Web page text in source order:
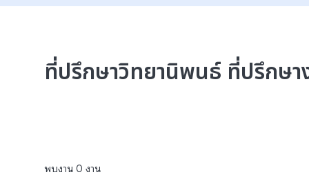
ที่ปรึกษาวิทยานิพนธ์ ที่ปรึกษา
พบงาน 0 งาน